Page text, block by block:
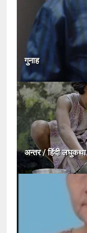
गुनाह
अन्तर / हिंदी लघुकथा